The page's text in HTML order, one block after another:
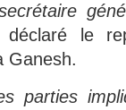
le
Ganesh.
parties